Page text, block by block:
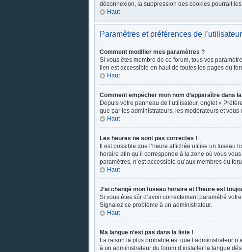
déconnexion, la suppression des cookies pourrait
Haut
Paramètres et préférences de l’utilisateur
Comment modifier mes paramètres ?
Si vous êtes membre de ce forum, tous vos
lien est accessible en haut de toutes les pages du
Haut
Comment empêcher mon nom d’apparaître dans
Depuis votre panneau de l’utilisateur, onglet «
que par les administrateurs, les modérateurs et
Haut
Les heures ne sont pas correctes !
Il est possible que l’heure affichée utilise un
horaire afin qu’il corresponde à la zone où vous
paramètres, n’est accessible qu’aux membres du
Haut
J’ai changé mon fuseau horaire et l’heure est
Si vous êtes sûr d’avoir correctement paramétré
Signalez ce problème à un administrateur.
Haut
Ma langue n’est pas dans la liste !
La raison la plus probable est que l’administrateur
à un administrateur du forum d’installer la langue